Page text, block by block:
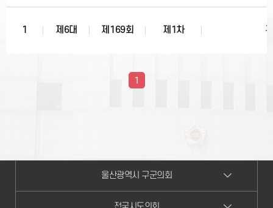
1 제6대 제169회 제1차
1
울산광역시 구군의회